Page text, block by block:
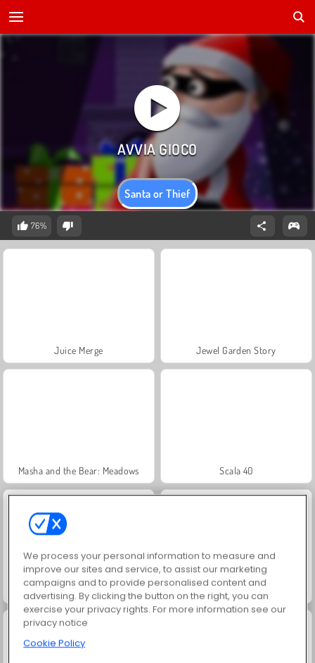
Santa or Thief
76%
Juice Merge Jewel Garden Story
Masha and the Bear: Meadows Scala 40
Grand Mahjong Connect Trollface Quest: USA 2
We process your personal information to measure and
improve our sites and service, to assist our marketing
campaigns and to provide personalised content and
advertising. By clicking the button on the right, you can
exercise your privacy rights. For more information see our
privacy notice
Cookie Policy